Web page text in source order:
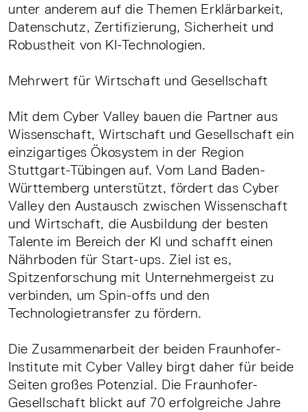
unter anderem auf die Themen Erklärbarkeit,
Datenschutz, Zertifizierung, Sicherheit und
Robustheit von KI-Technologien.
Mehrwert für Wirtschaft und Gesellschaft
Mit dem Cyber Valley bauen die Partner aus
Wissenschaft, Wirtschaft und Gesellschaft ein
einzigartiges Ökosystem in der Region
Stuttgart-Tübingen auf. Vom Land Baden-
Württemberg unterstützt, fördert das Cyber
Valley den Austausch zwischen Wissenschaft
und Wirtschaft, die Ausbildung der besten
Talente im Bereich der KI und schafft einen
Nährboden für Start-ups. Ziel ist es,
Spitzenforschung mit Unternehmergeist zu
verbinden, um Spin-offs und den
Technologietransfer zu fördern.
Die Zusammenarbeit der beiden Fraunhofer-
Institute mit Cyber Valley birgt daher für beide
Seiten großes Potenzial. Die Fraunhofer-
Gesellschaft blickt auf 70 erfolgreiche Jahre